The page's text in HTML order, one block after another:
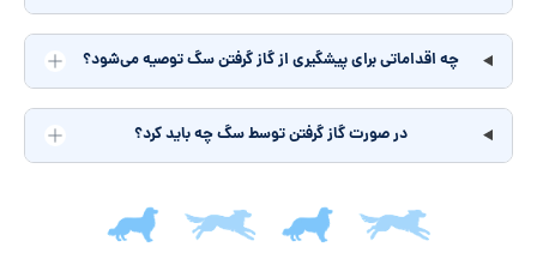
چه اقداماتی برای پیشگیری از گاز گرفتن سگ توصیه می‌شود؟
در صورت گاز گرفتن توسط سگ چه باید کرد؟
جمع‌بندی مقاله